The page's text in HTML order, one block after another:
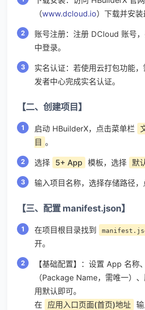
（www.dcloud.io）下载并安装
账号注册：注册 DCloud 账号
中登录。
实名认证：若使用云打包功能
发者中心完成实名认证。
【二、创建项目】
启动 HBuilderX，点击菜单栏
目 。
选择 5+ App 模板，选择 默
输入项目名称，选择存储路径，
【三、配置 manifest.json】
在项目根目录找到
开。
【基础配置】：设置 App 名称
（Package Name，需唯一）
用默认即可。
在
应用入口页面(首页)地址 输